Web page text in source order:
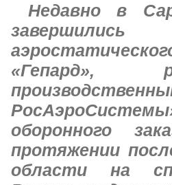
Недавно в
завершились
«Гепард»,
оборонного
протяжении
области на